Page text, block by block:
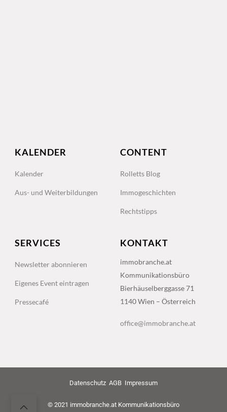
KALENDER
Kalender
Aus- und Weiterbildungen
CONTENT
Rolletts Blog
Immogeschichten
Rechtstipps
SERVICES
Newsletter abonnieren
Eigenes Event eintragen
Pressecafé
KONTAKT
immobranche.at
Kommunikationsbüro
Bierhäuselberggasse 71
1140 Wien – Österreich
office@immobranche.at
Datenschutz AGB Impressum
© 2021 immobranche.at Kommunikationsbüro